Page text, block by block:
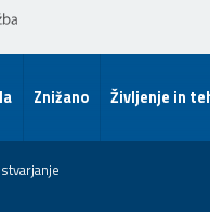
Znižano Življenje in